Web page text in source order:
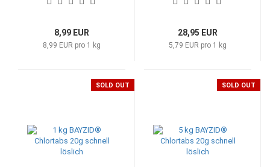
8,99 EUR
8,99 EUR pro 1 kg
28,95 EUR
5,79 EUR pro 1 kg
SOLD OUT SOLD OUT